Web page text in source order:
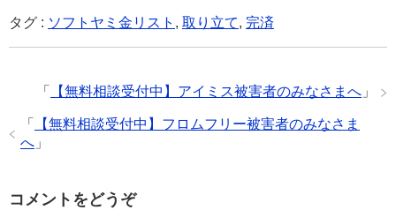
c
e
o
o
tt
er
e
n
ail
e
タグ : ソフトヤミ金リスト , 取り立て, 完済
「 【無料相談受付中】アイミス被害者のみなさまへ 」
「
【無料相談受付中】フロムフリー被害者のみなさま
へ 」
コメントをどうぞ